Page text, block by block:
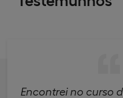
Encontrei no curso